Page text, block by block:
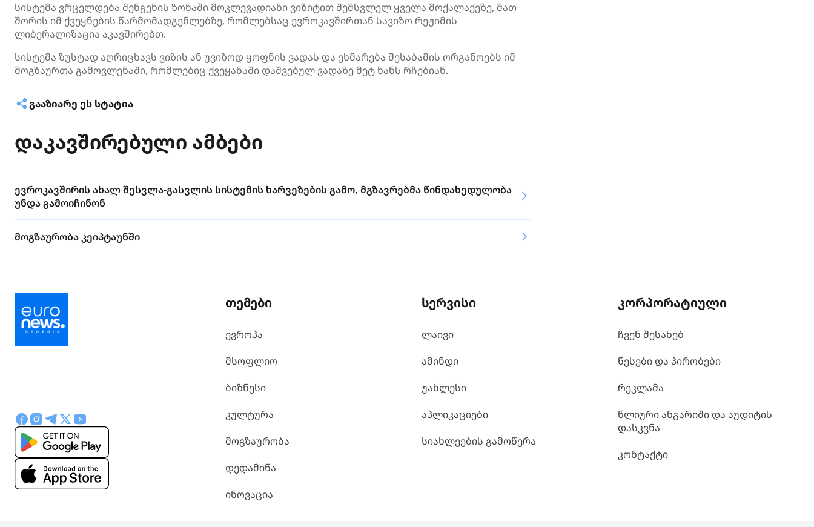
სისტემა ვრცელდება შენგენის ზონაში მოკლევადიანი ვიზიტით შემსვლელ ყველა მოქალაქეზე, მათ
შორის იმ ქვეყნების წარმომადგენლებზე, რომლებსაც ევროკავშირთან სავიზო რეჟიმის
ლიბერალიზაცია აკავშირებთ.
სისტემა ზუსტად აღრიცხავს ვიზის ან უვიზოდ ყოფნის ვადას და ეხმარება შესაბამის ორგანოებს იმ
მოგზაურთა გამოვლენაში, რომლებიც ქვეყანაში დაშვებულ ვადაზე მეტ ხანს რჩებიან.
ᲒᲐᲐᲖᲘᲐᲠᲔ ᲔᲡ ᲡᲢᲐᲢᲘᲐ
დაკავშირებული ამბები
ევროკავშირის ახალ შესვლა-გასვლის სისტემის ხარვეზების გამო, მგზავრებმა წინდახედულობა
უნდა გამოიჩინონ
მოგზაურობა კეიპტაუნში
თემები
ევროპა
მსოფლიო
ბიზნესი
კულტურა
მოგზაურობა
დედამიწა
ინოვაცია
სერვისი
ლაივი
ამინდი
უახლესი
აპლიკაციები
სიახლეების გამოწერა
კორპორატიული
ჩვენ შესახებ
წესები და პირობები
რეკლამა
წლიური ანგარიში და აუდიტის
დასკვნა
კონტაქტი